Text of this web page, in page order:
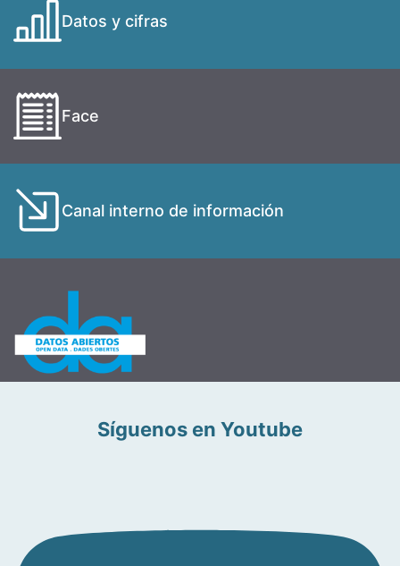
Datos y cifras
Face
Canal interno de información
Síguenos en Youtube